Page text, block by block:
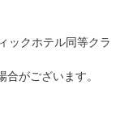
ックホテル同等クラ
がございます。